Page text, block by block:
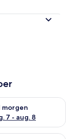
morgen
7 - aug. 8
for i